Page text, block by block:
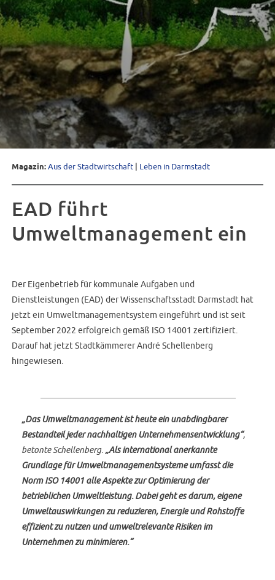
Magazin:Aus der Stadtwirtschaft Leben in Darmstadt
EAD führt
Umweltmanagement ein
Der Eigenbetrieb für kommunale Aufgaben und
Dienstleistungen (EAD) der Wissenschaftsstadt Darmstadt hat
jetzt ein Umweltmanagementsystem eingeführt und ist seit
September 2022 erfolgreich gemäß ISO 14001 zertifiziert.
Darauf hat jetzt Stadtkämmerer André Schellenberg
hingewiesen.
„Das Umweltmanagement ist heute ein unabdingbarer
Bestandteil jeder nachhaltigen Unternehmensentwicklung“,
betonte Schellenberg. „Als international anerkannte
Grundlage für Umweltmanagementsysteme umfasst die
Norm ISO 14001 alle Aspekte zur Optimierung der
betrieblichen Umweltleistung. Dabei geht es darum, eigene
Umweltauswirkungen zu reduzieren, Energie und Rohstoffe
effizient zu nutzen und umweltrelevante Risiken im
Unternehmen zu minimieren.“